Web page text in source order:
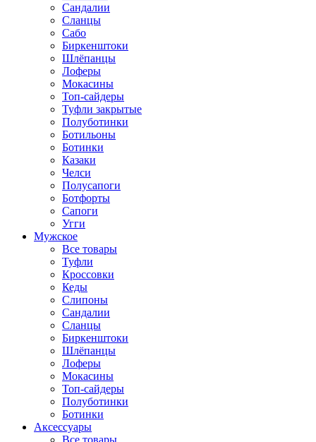
Сандалии
Сланцы
Сабо
Биркенштоки
Шлёпанцы
Лоферы
Мокасины
Топ-сайдеры
Туфли закрытые
Полуботинки
Ботильоны
Ботинки
Казаки
Челси
Полусапоги
Ботфорты
Сапоги
Угги
Мужское
Все товары
Туфли
Кроссовки
Кеды
Слипоны
Сандалии
Сланцы
Биркенштоки
Шлёпанцы
Лоферы
Мокасины
Топ-сайдеры
Полуботинки
Ботинки
Аксессуары